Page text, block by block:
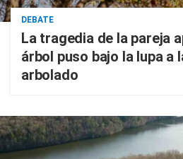
DEBATE
La tragedia de la pareja
árbol puso bajo la lupa a
arbolado